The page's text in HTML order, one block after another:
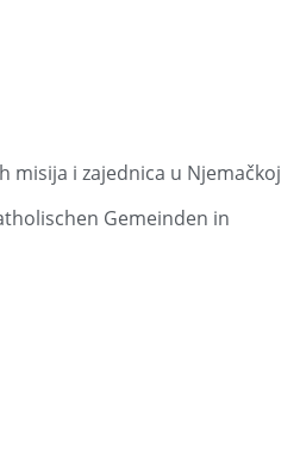
misija i zajednica u Njemačkoj
Gemeinden in